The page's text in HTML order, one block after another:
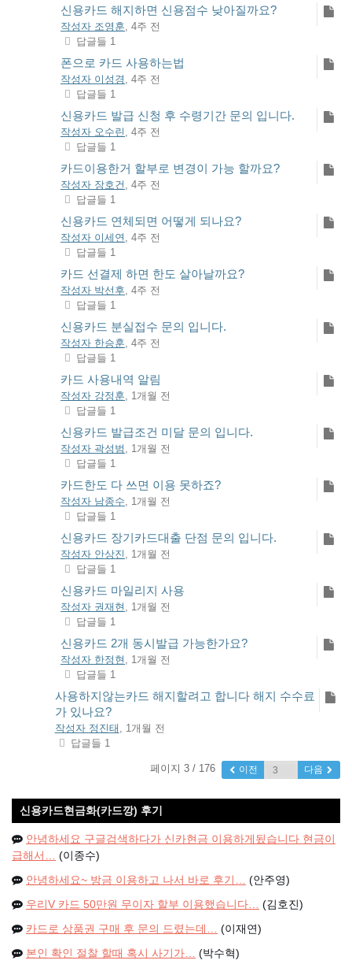
신용카드 해지하면 신용점수 낮아질까요?
작성자 조영훈, 4주 전
답글들 1
폰으로 카드 사용하는법
작성자 이성경 , 4주 전
답글들 1
신용카드 발급 신청 후 수령기간 문의 입니다.
작성자 오수린 , 4주 전
답글들 1
카드이용한거 할부로 변경이 가능 할까요?
작성자 장호건 , 4주 전
답글들 1
신용카드 연체되면 어떻게 되나요?
작성자 이세연 , 4주 전
답글들 1
카드 선결제 하면 한도 살아날까요?
작성자 박선후, 4주 전
답글들 1
신용카드 분실접수 문의 입니다.
작성자 한승훈, 4주 전
답글들 1
카드 사용내역 알림
작성자 강정훈, 1개월 전
답글들 1
신용카드 발급조건 미달 문의 입니다.
작성자 곽성범 , 1개월 전
답글들 1
카드한도 다 쓰면 이용 못하죠?
작성자 남종수, 1개월 전
답글들 1
신용카드 장기카드대출 단점 문의 입니다.
작성자 안상진 , 1개월 전
답글들 1
신용카드 마일리지 사용
작성자 권재현 , 1개월 전
답글들 1
신용카드 2개 동시발급 가능한가요?
작성자 한정현 , 1개월 전
답글들 1
사용하지않는카드 해지할려고 합니다 해지 수수료
가 있나요?
작성자 정진태 , 1개월 전
답글들 1
페이지 3 / 176 이전 다음
신용카드현금화(카드깡) 후기
안녕하세요 구글검색하다가 신카현금 이용하게됬습니다 현금이
급해서… (이종수)
안녕하세요~ 방금 이용하고 나서 바로 후기… (안주영)
우리V 카드 50만원 무이자 할부 이용했습니다… (김호진)
카드로 상품권 구매 후 문의 드렸는데… (이재연)
본인 확인 절찰 할때 혹시 사기가… (박수혁)